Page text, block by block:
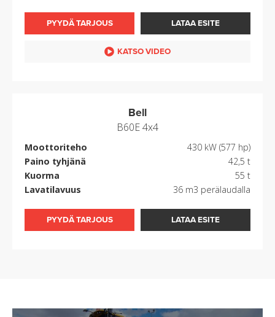
PYYDÄ TARJOUS LATAA ESITE
KATSO VIDEO
Bell
B60E 4x4
Moottoriteho
430 kW (577 hp)
Paino tyhjänä
42,5 t
Kuorma
55 t
Lavatilavuus
36 m3 perälaudalla
PYYDÄ TARJOUS LATAA ESITE